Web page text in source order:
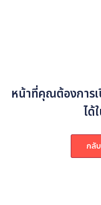
หน้าที่คุณต้องการ
ได้
กลั